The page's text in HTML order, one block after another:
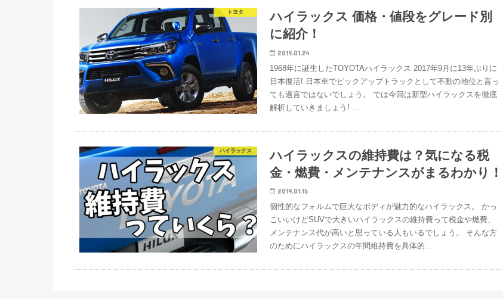
トヨタ
ハイラックス 価格・値段をグレード別
に紹介！
2019.01.24
1968年に誕生したTOYOTAハイラックス 2017年9月に13年ぶりに
日本復活! 日本車でピックアップトラックとして不動の地位と言っ
ても過言ではないでしょう。 では今回は新型ハイラックスを徹底
解析していきましょう! …
ハイラックス
ハイラックスの維持費は？気になる税
金・燃費・メンテナンスがまるわかり！
2019.01.16
個性的なフォルムで巨大なボディが魅力的なハイラックス。 かっ
こいいけどSUVで大きいハイラックスの維持費って税金や燃費、
メンテナンス代が高いと思っている人もいるでしょう。 そんな方
のためにハイラックスの年間維持費を具体的…